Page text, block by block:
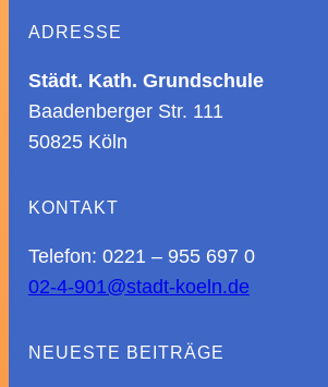
ADRESSE
Städt. Kath. Grundschule
Baadenberger Str. 111
50825 Köln
KONTAKT
Telefon: 0221 – 955 697 0
02-4-901@stadt-koeln.de
NEUESTE BEITRÄGE